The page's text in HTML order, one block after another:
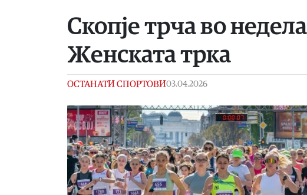
Скопје трча во
Женската трка
ОСТАНАТИ СПОРТОВИ03.04.2026